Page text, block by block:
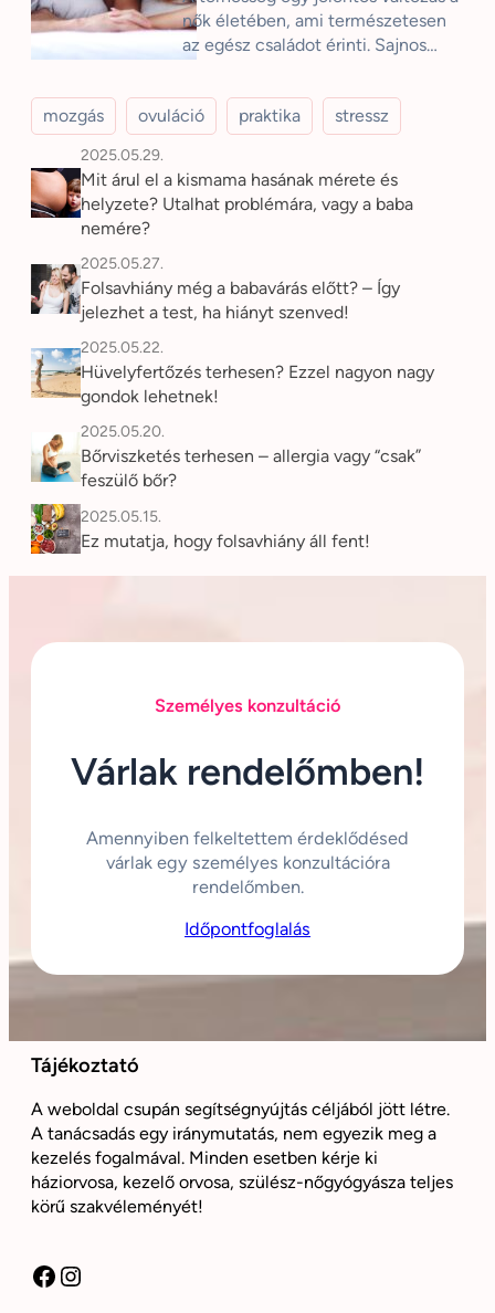
nők életében, ami természetesen
az egész családot érinti. Sajnos…
mozgás ovuláció praktika stressz
2025.05.29.
Mit árul el a kismama hasának mérete és
helyzete? Utalhat problémára, vagy a baba
nemére?
2025.05.27.
Folsavhiány még a babavárás előtt? – Így
jelezhet a test, ha hiányt szenved!
2025.05.22.
Hüvelyfertőzés terhesen? Ezzel nagyon nagy
gondok lehetnek!
2025.05.20.
Bőrviszketés terhesen – allergia vagy “csak”
feszülő bőr?
2025.05.15.
Ez mutatja, hogy folsavhiány áll fent!
Személyes konzultáció
Várlak rendelőmben!
Amennyiben felkeltettem érdeklődésed
várlak egy személyes konzultációra
rendelőmben.
Időpontfoglalás
Tájékoztató
A weboldal csupán segítségnyújtás céljából jött létre.
A tanácsadás egy iránymutatás, nem egyezik meg a
kezelés fogalmával. Minden esetben kérje ki
háziorvosa, kezelő orvosa, szülész-nőgyógyásza teljes
körű szakvéleményét!
Facebook Instagram